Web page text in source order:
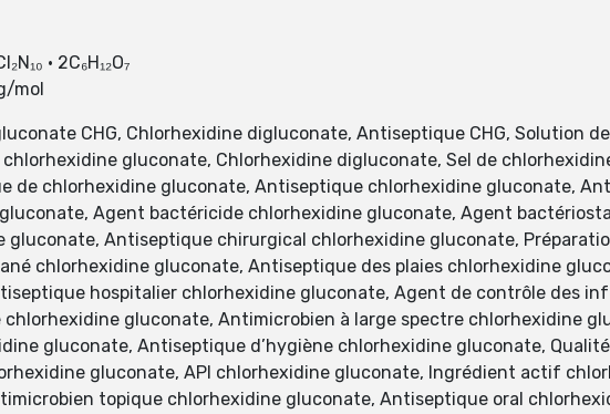
· 2C₆H₁₂O₇
mol
CHG, Chlorhexidine digluconate, Antiseptique CHG, Solution
chlorhexidine gluconate, Chlorhexidine digluconate, Sel de
de chlorhexidine gluconate, Antiseptique chlorhexidine gluconate,
Agent bactéricide chlorhexidine gluconate, Agent
gluconate, Antiseptique chirurgical chlorhexidine gluconate,
chlorhexidine gluconate, Antiseptique des plaies chlorhexidine
hospitalier chlorhexidine gluconate, Agent de contrôle des
gluconate, Antimicrobien à large spectre chlorhexidine
gluconate, Antiseptique d’hygiène chlorhexidine gluconate,
gluconate, API chlorhexidine gluconate, Ingrédient actif
topique chlorhexidine gluconate, Antiseptique oral